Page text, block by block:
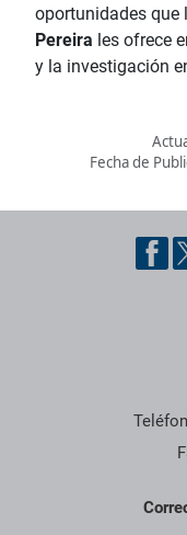
oportunidades que
Pereira les ofrece
y la investigación
Fecha de
Pie de página con